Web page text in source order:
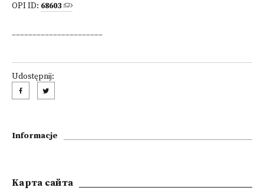
OPI ID: 68603
______________________
Udostępnij:
Informacje
Kарта сайта